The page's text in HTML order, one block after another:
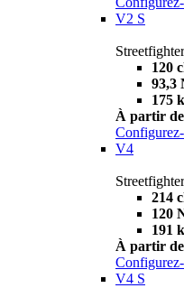
V2 S
120
93,3
175
À partir de
V4
214
120
191
À partir de
V4 S